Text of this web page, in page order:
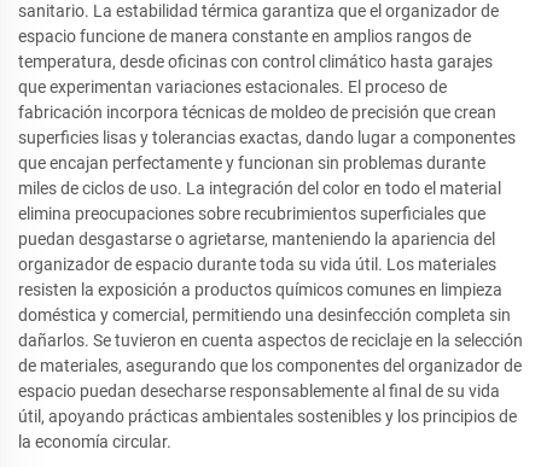
sanitario. La estabilidad térmica garantiza que el organizador de
espacio funcione de manera constante en amplios rangos de
temperatura, desde oficinas con control climático hasta garajes
que experimentan variaciones estacionales. El proceso de
fabricación incorpora técnicas de moldeo de precisión que crean
superficies lisas y tolerancias exactas, dando lugar a componentes
que encajan perfectamente y funcionan sin problemas durante
miles de ciclos de uso. La integración del color en todo el material
elimina preocupaciones sobre recubrimientos superficiales que
puedan desgastarse o agrietarse, manteniendo la apariencia del
organizador de espacio durante toda su vida útil. Los materiales
resisten la exposición a productos químicos comunes en limpieza
doméstica y comercial, permitiendo una desinfección completa sin
dañarlos. Se tuvieron en cuenta aspectos de reciclaje en la selección
de materiales, asegurando que los componentes del organizador de
espacio puedan desecharse responsablemente al final de su vida
útil, apoyando prácticas ambientales sostenibles y los principios de
la economía circular.